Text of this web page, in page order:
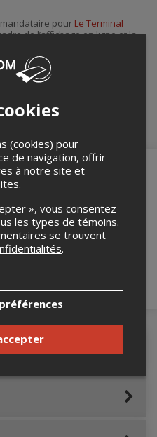
pour Le Terminal
de l’affichage en ligne et la
cet événement, veuillez
Le Terminal Comédie Club
vous n'êtes pas un
bas.
(cookies) pour
de navigation, offrir
à notre site et
», vous consentez
les types de témoins.
se trouvent
.